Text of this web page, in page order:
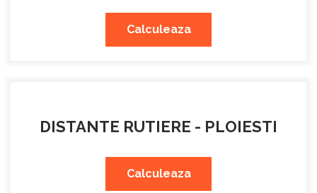
Calculeaza
DISTANTE RUTIERE - PLOIESTI
Calculeaza